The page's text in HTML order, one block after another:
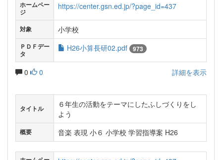
ホームペー
ジ
https://center.gsn.ed.jp/?page_id=437
対象 小学校
ＰＤＦデー
タ
H26小算長研02.pdf 973
0 0 詳細を表示
タイトル
６年生の活動をテーマにしたふしづくりをし
よう
概要 音楽 表現 小６ 小学校 学習指導案 H26